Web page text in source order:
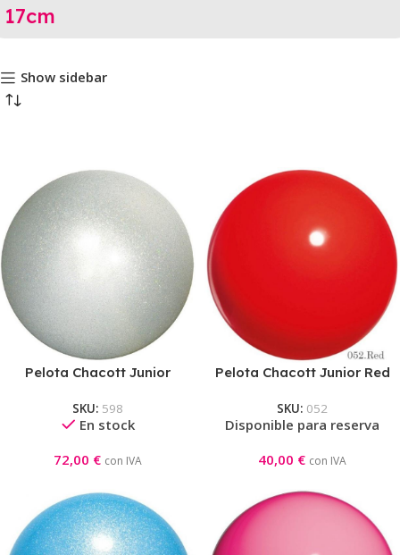
17cm
Show sidebar
Pelota Chacott Junior
SKU: 598
En stock
72,00 € con IVA
Pelota Chacott Junior Red
SKU: 052
Disponible para reserva
40,00 € con IVA